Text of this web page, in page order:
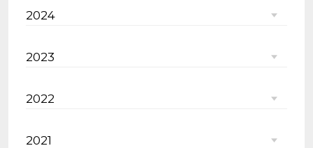
2024
2023
2022
2021